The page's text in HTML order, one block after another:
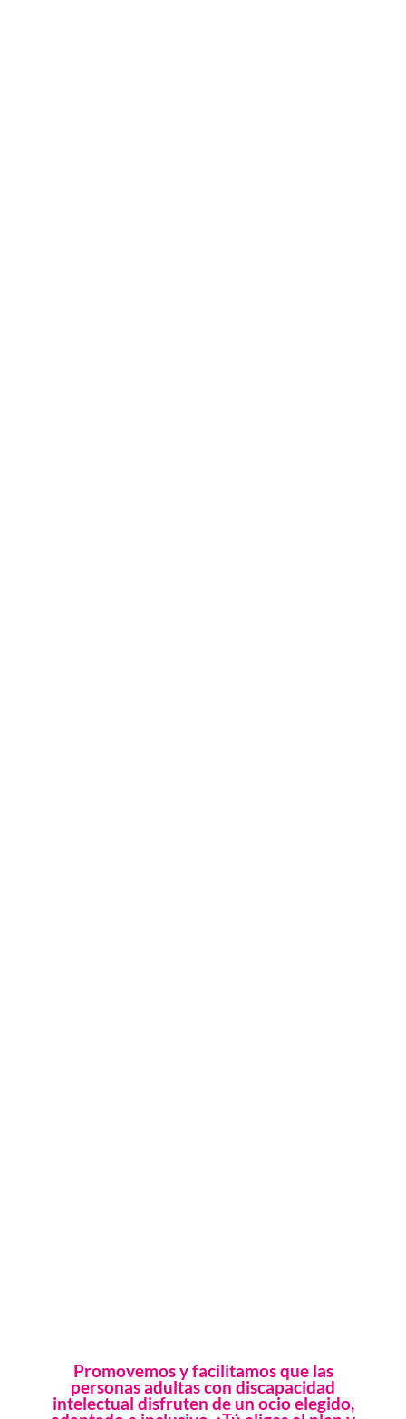
Promovemos y facilitamos que las
personas adultas con discapacidad
intelectual disfruten de un ocio elegido,